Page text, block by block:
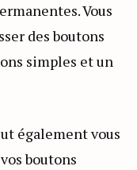
Vous
des boutons
simples et un
également vous
boutons